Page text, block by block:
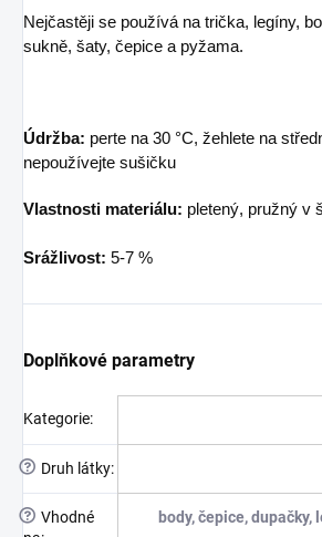
Nejčastěji se používá na trička, legíny,
sukně, šaty, čepice a pyžama.
Údržba: perte na 30 °C, žehlete na
nepoužívejte sušičku
Vlastnosti materiálu: pletený, pružný v
Srážlivost: 5-7 %
Doplňkové parametry
Kategorie:
? Druh látky:
? Vhodné
body, čepice, dupačky,